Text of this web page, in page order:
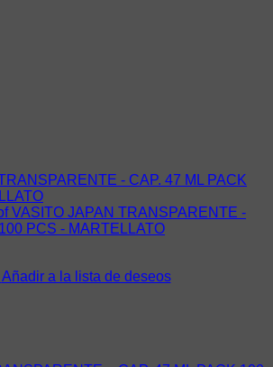
Añadir a la lista de deseos